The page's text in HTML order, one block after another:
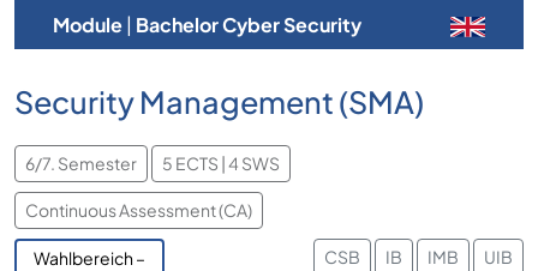
Module| Bachelor Cyber Security
Security Management (SMA)
6/7. Semester 5 ECTS | 4 SWS
Continuous Assessment (CA)
Wahlbereich –
CSB IB IMB UIB